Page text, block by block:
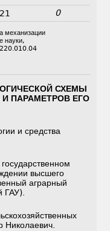
0
механизации
науки,
СХЕМЫ
ПАРАМЕТРОВ ЕГО
и средства
высшего
аграрный
ГАУ).
Николаевич.